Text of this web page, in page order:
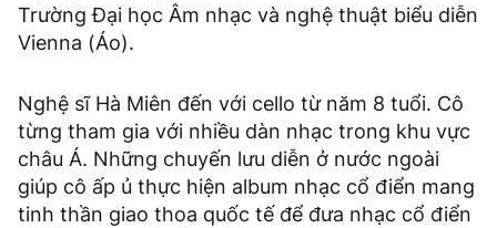
Trường Đại học Âm nhạc và nghệ thuật biểu diễn
Vienna (Áo).
Nghệ sĩ Hà Miên đến với cello từ năm 8 tuổi. Cô
từng tham gia với nhiều dàn nhạc trong khu vực
châu Á. Những chuyến lưu diễn ở nước ngoài
giúp cô ấp ủ thực hiện album nhạc cổ điển mang
tinh thần giao thoa quốc tế để đưa nhạc cổ điển